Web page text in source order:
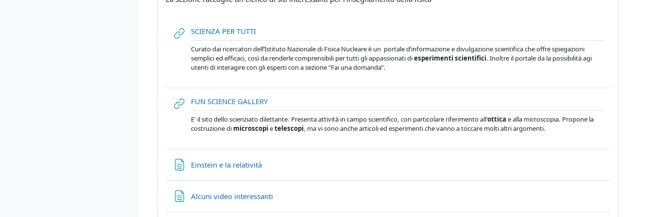
SCIENZA PER TUTTIURL
Curato dai ricercatori dell’Istituto Nazionale di Fisica Nucleare è un portale d’informazione e divulgazione scientifica che offre spiegazioni
semplici ed efficaci, così da renderle comprensibili per tutti gli appassionati diesperimenti scientifici. Inoltre il portale da la possibilità agi
utenti di interagire con gli esperti con a sezione “Fai una domanda”.
FUN SCIENCE GALLERYURL
E' il sito dello scienziato dilettante. Presenta attività in campo scientifico, con particolare riferimento all’ottica e alla microscopia. Propone la
costruzione di microscopi etelescopi, ma vi sono anche articoli ed esperimenti che vanno a toccare molti altri argomenti.
Einstein e la relativitàPagina
Alcuni video interessanti